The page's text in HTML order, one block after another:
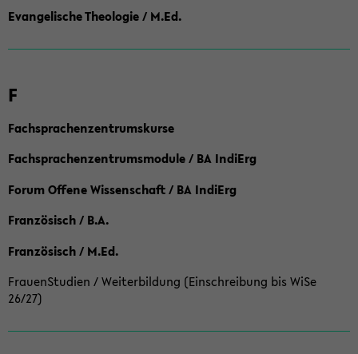
Evangelische Theologie / M.Ed.
F
Fachsprachenzentrumskurse
Fachsprachenzentrumsmodule / BA IndiErg
Forum Offene Wissenschaft / BA IndiErg
Französisch / B.A.
Französisch / M.Ed.
FrauenStudien / Weiterbildung (Einschreibung bis WiSe
26/27)